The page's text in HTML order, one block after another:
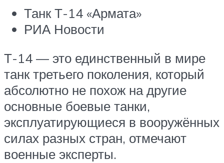
Танк Т-14 «Армата»
РИА Новости
Т-14 — это единственный в мире
танк третьего поколения, который
абсолютно не похож на другие
основные боевые танки,
эксплуатирующиеся в вооружённых
силах разных стран, отмечают
военные эксперты.